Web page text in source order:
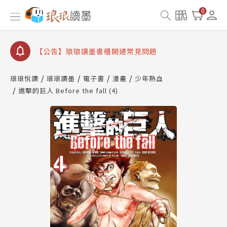
0
【公告】琅琅書店服務升級重要說明及資產合併結果
查詢
【公告】琅琅讀墨數位閱讀資產合併與書櫃開通申請
【公告】琅琅讀墨書櫃開通常見問題
請圖文教學
【公告】琅琅書店服務升級重要說明及資產合併結果
查詢
【公告】琅琅讀墨數位閱讀資產合併與書櫃開通申請
琅琅悅讀 琅琅讀墨 電子書 漫畫
少年熱血
進擊的巨人 Before the fall (4)